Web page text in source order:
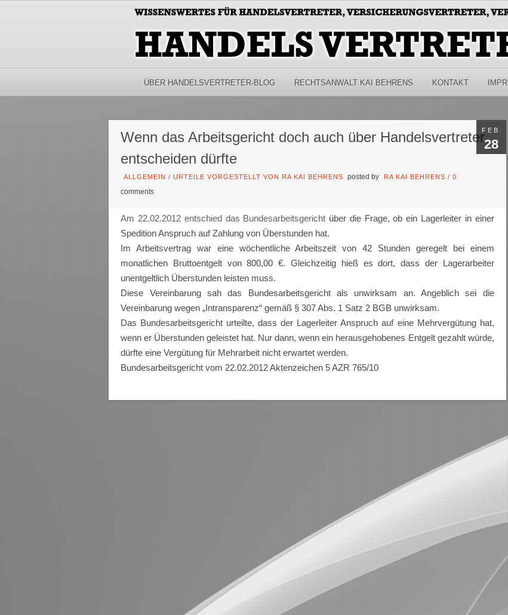
ÜBER HANDELSVERTRETER-BLOG RECHTSANWALT KAI BEHRENS KONTAKT
FEB.
28
Wenn das Arbeitsgericht doch auch über Handelsvertreter
entscheiden dürfte
ALLGEMEIN /URTEILE VORGESTELLT VON RA KAI BEHRENS posted by RA KAI BEHRENS /0
comments
Am 22.02.2012 entschied das Bundesarbeitsgericht über die Frage, ob ein Lagerleiter in einer
Spedition Anspruch auf Zahlung von Überstunden hat.
Im Arbeitsvertrag war eine wöchentliche Arbeitszeit von 42 Stunden geregelt bei einem
monatlichen Bruttoentgelt von 800,00 €. Gleichzeitig hieß es dort, dass der Lagerarbeiter
unentgeltlich Überstunden leisten muss.
Diese Vereinbarung sah das Bundesarbeitsgericht als unwirksam an. Angeblich sei die
Vereinbarung wegen „Intransparenz“ gemäß § 307 Abs. 1 Satz 2 BGB unwirksam.
Das Bundesarbeitsgericht urteilte, dass der Lagerleiter Anspruch auf eine Mehrvergütung hat,
wenn er Überstunden geleistet hat. Nur dann, wenn ein herausgehobenes Entgelt gezahlt würde,
dürfte eine Vergütung für Mehrarbeit nicht erwartet werden.
Bundesarbeitsgericht vom 22.02.2012 Aktenzeichen 5 AZR 765/10